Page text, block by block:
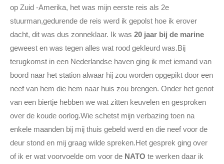
op Zuid -Amerika, het was mijn eerste reis als 2e
stuurman,gedurende de reis werd ik gepolst hoe ik erover
dacht, dit was dus zonneklaar. Ik was 20 jaar bij de marine
geweest en was tegen alles wat rood gekleurd was.Bij
terugkomst in een Nederlandse haven ging ik met iemand van
boord naar het station alwaar hij zou worden opgepikt door een
neef van hem die hem naar huis zou brengen. Onder het genot
van een biertje hebben we wat zitten keuvelen en gesproken
over de koude oorlog.Wie schetst mijn verbazing toen na
enkele maanden bij mij thuis gebeld werd en die neef voor de
deur stond en mij graag wilde spreken.Het gesprek ging over
of ik er wat voorvoelde om voor de NATO te werken daar ik